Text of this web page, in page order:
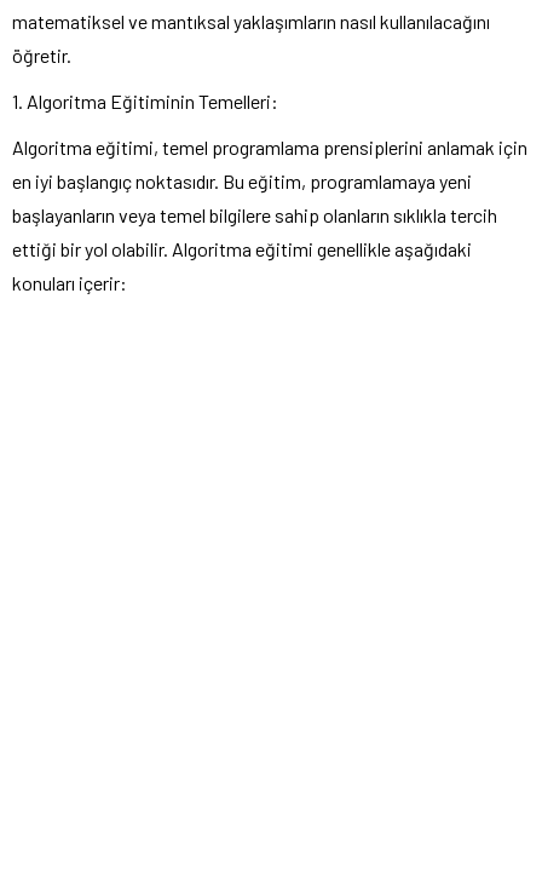
matematiksel ve mantıksal yaklaşımların nasıl kullanılacağını
öğretir.
1. Algoritma Eğitiminin Temelleri:
Algoritma eğitimi, temel programlama prensiplerini anlamak için
en iyi başlangıç noktasıdır. Bu eğitim, programlamaya yeni
başlayanların veya temel bilgilere sahip olanların sıklıkla tercih
ettiği bir yol olabilir. Algoritma eğitimi genellikle aşağıdaki
konuları içerir: